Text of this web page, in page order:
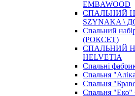
EMBAWOOD
СПАЛЬНИЙ
SZYNAKA \
Спальний
(РОКСЕТ)
СПАЛЬНИЙ
HELVETIA
Спальні
Спальня
Спальня
Спальня "Еко"